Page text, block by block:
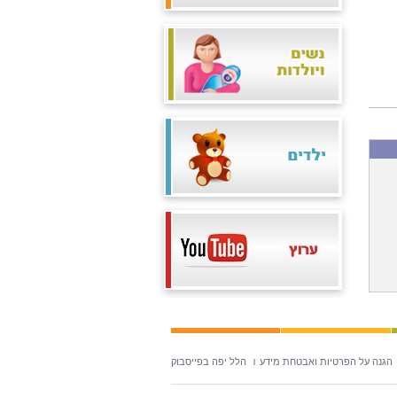
הגנה על הפרטיות ואבטחת מידע הלל יפה בפייסבוק